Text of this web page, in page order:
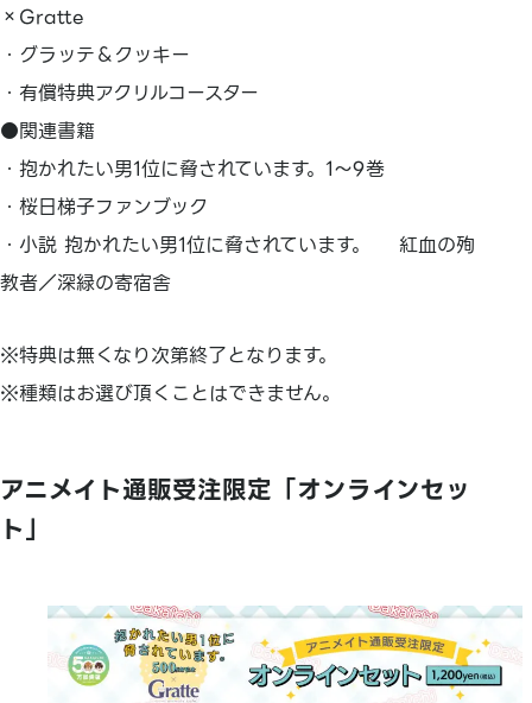
×Gratte
・グラッテ＆クッキー
・有償特典アクリルコースター
●関連書籍
・抱かれたい男1位に脅されています。1～9巻
・桜日梯子ファンブック
・小説 抱かれたい男1位に脅されています。 紅血の殉
教者／深緑の寄宿舎
※特典は無くなり次第終了となります。
※種類はお選び頂くことはできません。
アニメイト通販受注限定「オンラインセッ
ト」